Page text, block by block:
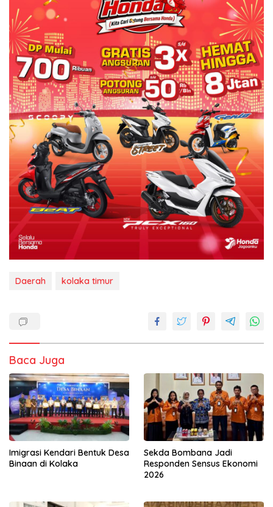
Daerah kolaka timur
Baca Juga
Imigrasi Kendari Bentuk Desa
Binaan di Kolaka
Sekda Bombana Jadi
Responden Sensus Ekonomi
2026